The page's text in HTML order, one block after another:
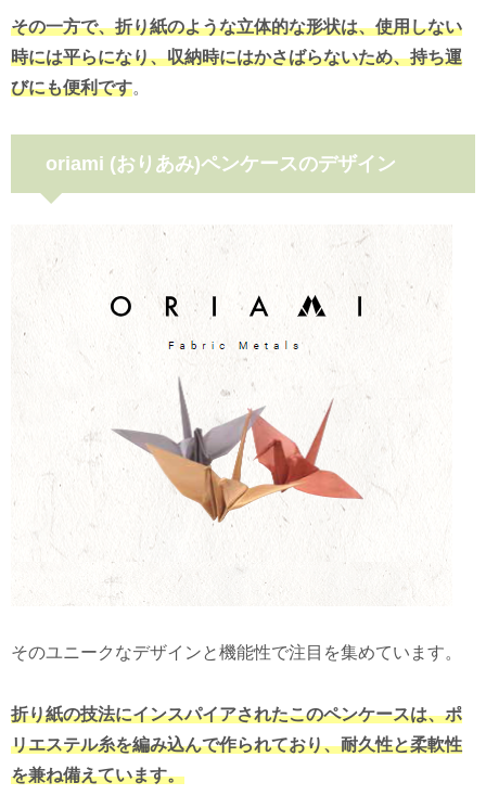
その一方で、折り紙のような立体的な形状は、使用しない
時には平らになり、収納時にはかさばらないため、持ち運
びにも便利です。
oriami (おりあみ)ペンケースのデザイン
そのユニークなデザインと機能性で注目を集めています。
折り紙の技法にインスパイアされたこのペンケースは、ポ
リエステル糸を編み込んで作られており、耐久性と柔軟性
を兼ね備えています。